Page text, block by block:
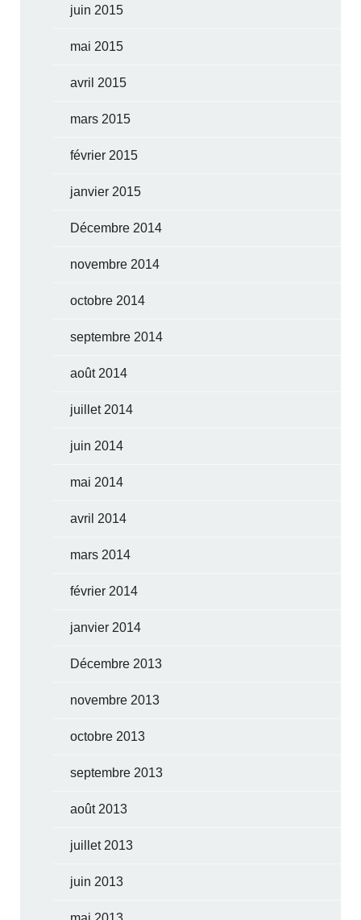
juin 2015
mai 2015
avril 2015
mars 2015
février 2015
janvier 2015
Décembre 2014
novembre 2014
octobre 2014
septembre 2014
août 2014
juillet 2014
juin 2014
mai 2014
avril 2014
mars 2014
février 2014
janvier 2014
Décembre 2013
novembre 2013
octobre 2013
septembre 2013
août 2013
juillet 2013
juin 2013